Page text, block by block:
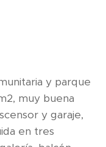
y parque
muy buena
y garaje,
en tres